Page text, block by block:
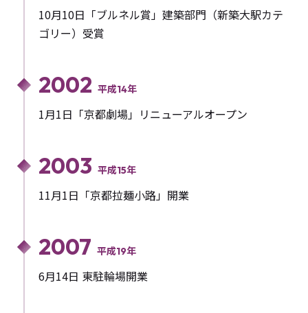
10月10日「ブルネル賞」建築部門（新築大駅カテ
ゴリー）受賞
2002 平成14年
1月1日「京都劇場」リニューアルオープン
2003 平成15年
11月1日「京都拉麺小路」開業
2007 平成19年
6月14日 東駐輪場開業